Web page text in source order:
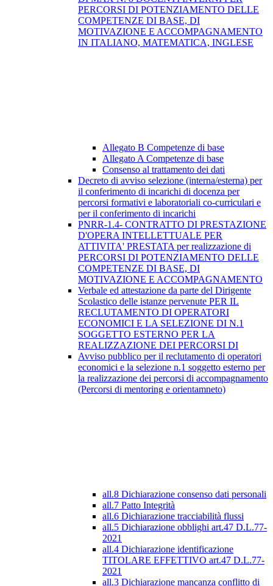
PERCORSI DI POTENZIAMENTO DELLE
COMPETENZE DI BASE, DI
MOTIVAZIONE E ACCOMPAGNAMENTO
IN ITALIANO, MATEMATICA, INGLESE
Allegato B Competenze di base
Allegato A Competenze di base
Consenso al trattamento dei dati
Decreto di avviso selezione (interna/esterna) per
il conferimento di incarichi di docenza per
percorsi formativi e laboratoriali co-curriculari e
per il conferimento di incarichi
PNRR-1.4- CONTRATTO DI PRESTAZIONE
D'OPERA INTELLETTUALE PER
ATTIVITA' PRESTATA per realizzazione di
PERCORSI DI POTENZIAMENTO DELLE
COMPETENZE DI BASE, DI
MOTIVAZIONE E ACCOMPAGNAMENTO
Verbale ed attestazione da parte del Dirigente
Scolastico delle istanze pervenute PER IL
RECLUTAMENTO DI OPERATORI
ECONOMICI E LA SELEZIONE DI N.1
SOGGETTO ESTERNO PER LA
REALIZZAZIONE DEI PERCORSI DI
Avviso pubblico per il reclutamento di operatori
economici e la selezione n.1 soggetto esterno per
la realizzazione dei percorsi di accompagnamento
(Percorsi di mentoring e orientamneto)
all.8 Dichiarazione consenso dati personali
all.7 Patto Integrità
all.6 Dichiarazione tracciabilità flussi
all.5 Dichiarazione obblighi art.47 D.L.77-
2021
all.4 Dichiarazione identificazione
TITOLARE EFFETTIVO art.47 D.L.77-
2021
all.3 Dichiarazione mancanza conflitto di